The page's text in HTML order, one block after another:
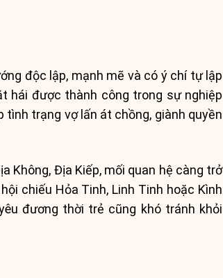
độc lập, mạnh mẽ và có ý chí tự lập
hái được thành công trong sự nghiệp
tình trạng vợ lấn át chồng, giành quyền
Không, Địa Kiếp, mối quan hệ càng trở
chiếu Hỏa Tinh, Linh Tinh hoặc Kình
đương thời trẻ cũng khó tránh khỏi